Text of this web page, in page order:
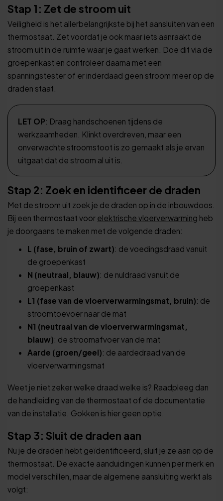
Stap 1: Zet de stroom uit
Veiligheid is het allerbelangrijkste bij het aansluiten van een
thermostaat. Zet voordat je ook maar iets aanraakt de
stroom uit in de ruimte waar je gaat werken. Doe dit via de
groepenkast en controleer daarna met een
spanningstester of er inderdaad geen stroom meer op de
draden staat.
LET OP: Draag handschoenen tijdens de
werkzaamheden. Klinkt overdreven, maar een
onverwachte stroomstoot is zo gemaakt als je ervan
uitgaat dat de stroom al uit is.
Stap 2: Zoek en identificeer de draden
Met de stroom uit zoek je de draden op in de inbouwdoos.
Bij een thermostaat voor elektrische vloerverwarming heb
je doorgaans te maken met de volgende draden:
L (fase, bruin of zwart): de voedingsdraad vanuit
de groepenkast
N (neutraal, blauw): de nuldraad vanuit de
groepenkast
L1 (fase van de vloerverwarmingsmat, bruin): de
stroomtoevoer naar de mat
N1 (neutraal van de vloerverwarmingsmat,
blauw): de stroomafvoer van de mat
Aarde (groen/geel): de aardedraad van de
vloerverwarmingsmat
Weet je niet zeker welke draad welke is? Raadpleeg dan
de handleiding van de thermostaat of de documentatie
van de installatie. Gokken is hier geen optie.
Stap 3: Sluit de draden aan
Nu je de draden hebt geïdentificeerd, sluit je ze aan op de
thermostaat. De exacte aanduidingen kunnen per merk en
model verschillen, maar de algemene aansluiting werkt als
volgt: